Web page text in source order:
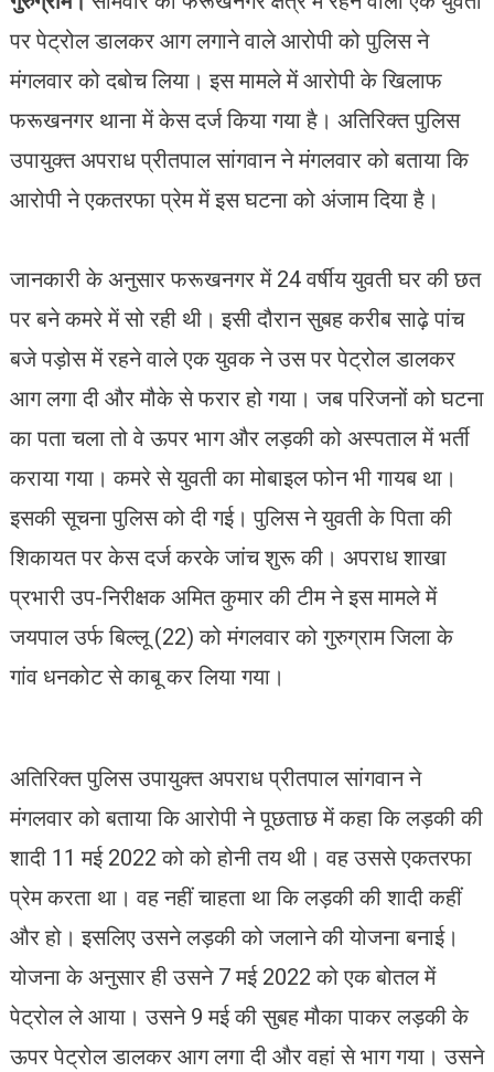
पर पेट्रोल डालकर आग लगाने वाले आरोपी को पुलिस ने
मंगलवार को दबोच लिया। इस मामले में आरोपी के खिलाफ
फरूखनगर थाना में केस दर्ज किया गया है। अतिरिक्त पुलिस
उपायुक्त अपराध प्रीतपाल सांगवान ने मंगलवार को बताया कि
आरोपी ने एकतरफा प्रेम में इस घटना को अंजाम दिया है।
जानकारी के अनुसार फरूखनगर में 24 वर्षीय युवती घर की छत
पर बने कमरे में सो रही थी। इसी दौरान सुबह करीब साढ़े पांच
बजे पड़ोस में रहने वाले एक युवक ने उस पर पेट्रोल डालकर
आग लगा दी और मौके से फरार हो गया। जब परिजनों को घटना
का पता चला तो वे ऊपर भाग और लड़की को अस्पताल में भर्ती
कराया गया। कमरे से युवती का मोबाइल फोन भी गायब था।
इसकी सूचना पुलिस को दी गई। पुलिस ने युवती के पिता की
शिकायत पर केस दर्ज करके जांच शुरू की। अपराध शाखा
प्रभारी उप-निरीक्षक अमित कुमार की टीम ने इस मामले में
जयपाल उर्फ बिल्लू (22) को मंगलवार को गुरुग्राम जिला के
गांव धनकोट से काबू कर लिया गया।
अतिरिक्त पुलिस उपायुक्त अपराध प्रीतपाल सांगवान ने
मंगलवार को बताया कि आरोपी ने पूछताछ में कहा कि लड़की की
शादी 11 मई 2022 को को होनी तय थी। वह उससे एकतरफा
प्रेम करता था। वह नहीं चाहता था कि लड़की की शादी कहीं
और हो। इसलिए उसने लड़की को जलाने की योजना बनाई।
योजना के अनुसार ही उसने 7 मई 2022 को एक बोतल में
पेट्रोल ले आया। उसने 9 मई की सुबह मौका पाकर लड़की के
ऊपर पेट्रोल डालकर आग लगा दी और वहां से भाग गया। उसने